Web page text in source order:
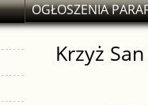
OGŁOSZENIA
Krzyż